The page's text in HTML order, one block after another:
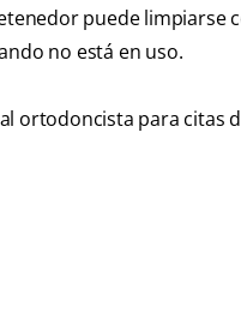
puede limpiarse
no está en uso.
ortodoncista para citas